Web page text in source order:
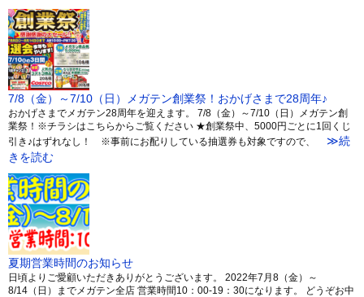
7/8（金）～7/10（日）メガテン創業祭！おかげさまで28周年♪
おかげさまでメガテン28周年を迎えます。 7/8（金）～7/10（日）メガテン創
業祭！※チラシはこちらからご覧ください ★創業祭中、5000円ごとに1回くじ
引き♪はずれなし！ ※事前にお配りしている抽選券も対象ですので、
≫続
きを読む
夏期営業時間のお知らせ
日頃よりご愛顧いただきありがとうございます。 2022年7月8（金）～
8/14（日）までメガテン全店 営業時間10：00-19：30になります。 どうぞお中